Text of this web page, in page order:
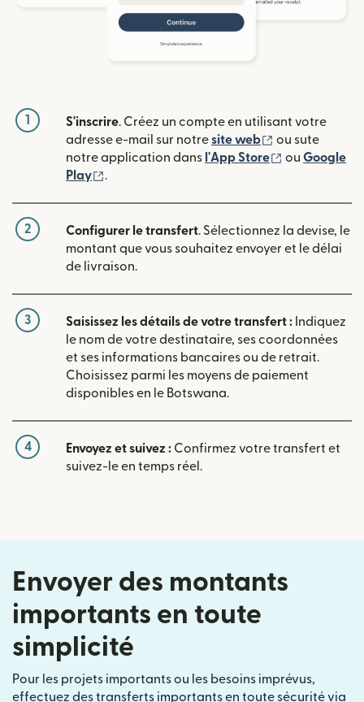
1 S'inscrire. Créez un compte en utilisant votre
adresse e-mail sur notresite web (s'ouvre dans
ou sute
notre application dans l'App Store (s'ouvre
ou Google
Play
.
2 Configurer le transfert. Sélectionnez la devise, le
montant que vous souhaitez envoyer et le délai
de livraison.
3 Saisissez les détails de votre transfert : Indiquez
le nom de votre destinataire, ses coordonnées
et ses informations bancaires ou de retrait.
Choisissez parmi les moyens de paiement
disponibles en le Botswana.
4 Envoyez et suivez : Confirmez votre transfert et
suivez-le en temps réel.
Envoyer des montants
importants en toute
simplicité
Pour les projets importants ou les besoins imprévus,
effectuez des transferts importants en toute sécurité via